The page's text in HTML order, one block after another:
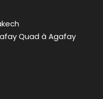
Quad à Agafay